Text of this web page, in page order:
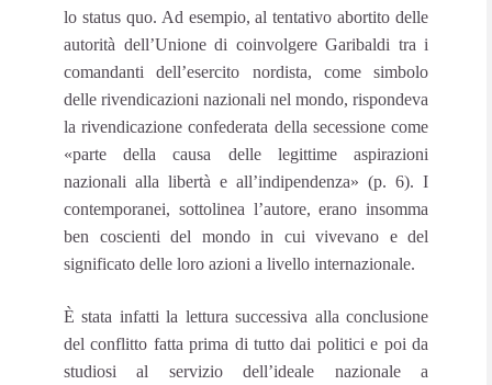
lo status quo. Ad esempio, al tentativo abortito delle
autorità dell’Unione di coinvolgere Garibaldi tra i
comandanti dell’esercito nordista, come simbolo
delle rivendicazioni nazionali nel mondo, rispondeva
la rivendicazione confederata della secessione come
«parte della causa delle legittime aspirazioni
nazionali alla libertà e all’indipendenza» (p. 6). I
contemporanei, sottolinea l’autore, erano insomma
ben coscienti del mondo in cui vivevano e del
significato delle loro azioni a livello internazionale.
È stata infatti la lettura successiva alla conclusione
del conflitto fatta prima di tutto dai politici e poi da
studiosi al servizio dell’ideale nazionale a